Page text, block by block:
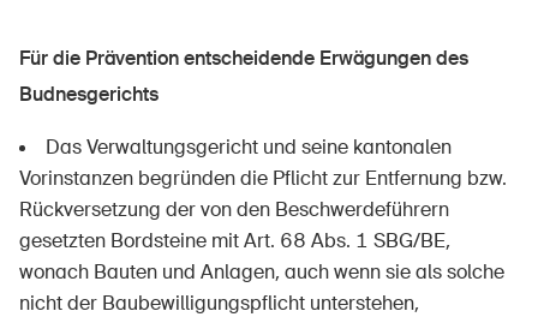
Für die Prävention entscheidende Erwägungen des
Budnesgerichts
Das Verwaltungsgericht und seine kantonalen
Vorinstanzen begründen die Pflicht zur Entfernung bzw.
Rückversetzung der von den Beschwerdeführern
gesetzten Bordsteine mit Art. 68 Abs. 1 SBG/BE,
wonach Bauten und Anlagen, auch wenn sie als solche
nicht der Baubewilligungspflicht unterstehen,